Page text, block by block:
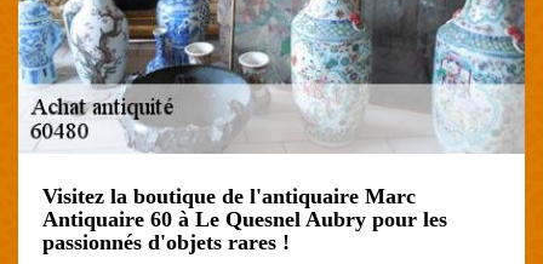
Visitez la boutique de l'antiquaire Marc
Antiquaire 60 à Le Quesnel Aubry pour les
passionnés d'objets rares !